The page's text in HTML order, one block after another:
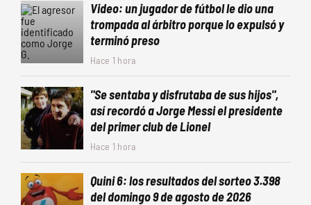
Video: un jugador de fútbol le dio una
trompada al árbitro porque lo expulsó y
terminó preso
Hace 1 hora
"Se sentaba y disfrutaba de sus hijos",
así recordó a Jorge Messi el presidente
del primer club de Lionel
Hace 1 hora
Quini 6: los resultados del sorteo 3.398
del domingo 9 de agosto de 2026